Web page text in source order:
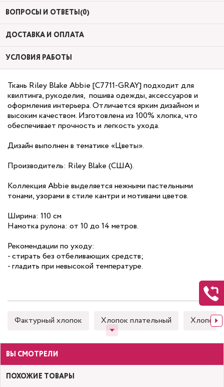
ВОПРОСЫ И ОТВЕТЫ(0)
ДОСТАВКА И ОПЛАТА
УСЛОВИЯ РАБОТЫ
Ткань Riley Blake Abbie [C7711-GRAY] подходит для
квилтинга, рукоделия, пошива одежды, аксессуаров и
оформления интерьера. Отличается ярким дизайном и
высоким качеством. Изготовлена из 100% хлопка, что
обеспечивает прочность и легкость ухода.
Дизайн выполнен в тематике «Цветы».
Производитель: Riley Blake (США).
Коллекция Abbie выделяется нежными пастельными
тонами, узорами в стиле кантри и мотивами цветов.
Ширина: 110 см
Намотка рулона: от 10 до 14 метров.
Рекомендации по уходу:
- стирать без отбеливающих средств;
- гладить при невысокой температуре.
Фактурный хлопок Хлопок плательный Хлопок
ВЫ СМОТРЕЛИ
ПОХОЖИЕ ТОВАРЫ